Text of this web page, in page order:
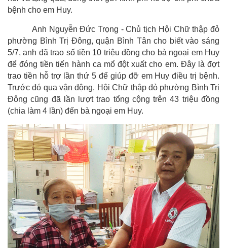
bệnh cho em Huy.
Anh Nguyễn Đức Trọng - Chủ tịch Hội Chữ thập đỏ
phường Bình Trị Đông, quận Bình Tân cho biết vào sáng
5/7, anh đã trao số tiền 10 triệu đồng cho bà ngoại em Huy
để đóng tiền tiến hành ca mổ đột xuất cho em. Đây là đợt
trao tiền hỗ trợ lần thứ 5 để giúp đỡ em Huy điều trị bệnh.
Trước đó qua vận động, Hội Chữ thập đỏ phường Bình Trị
Đông cũng đã lần lượt trao tổng cộng trên 43 triệu đồng
(chia làm 4 lần) đến bà ngoại em Huy.